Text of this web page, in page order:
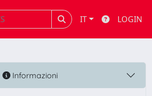
IT LOGIN
Informazioni